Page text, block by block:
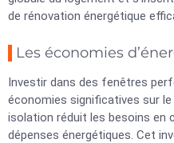
de rénovation énergétique
Les économies
Investir dans des fenêtres
économies significatives sur le
isolation réduit les besoins en
dépenses énergétiques. Cet